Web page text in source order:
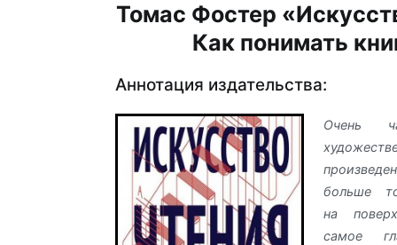
Томас Фостер
Как понимать
Аннотация издательства:
Очень
больше
на
самое